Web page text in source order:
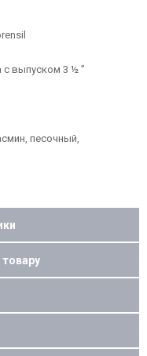
выпуском 3 ½ ”
песочный,